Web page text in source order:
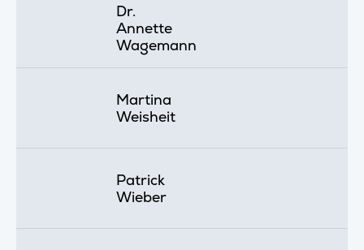
Dr.
Annette
Wagemann
Martina
Weisheit
Patrick
Wieber